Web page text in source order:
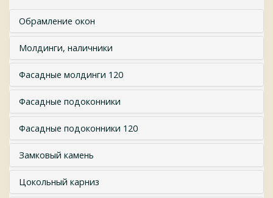
Обрамление окон
Молдинги, наличники
Фасадные молдинги 120
Фасадные подоконники
Фасадные подоконники 120
Замковый камень
Цокольный карниз